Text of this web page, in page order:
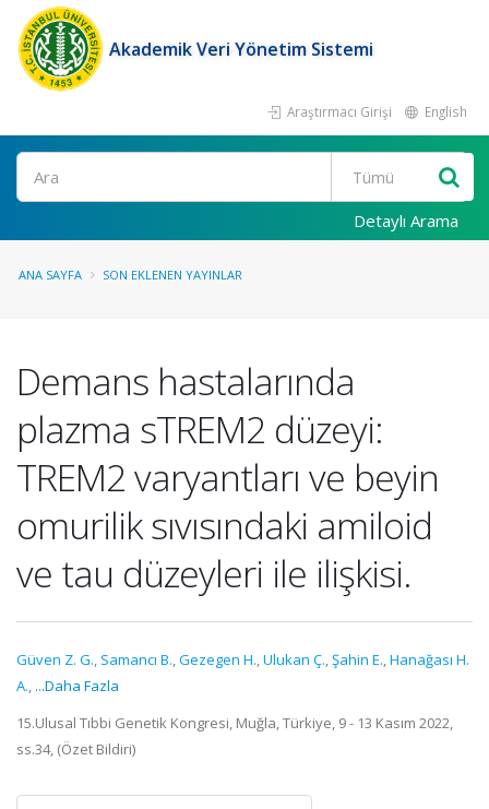
Akademik Veri Yönetim Sistemi
Araştırmacı Girişi English
Ara
Detaylı Arama
ANA SAYFA SON EKLENEN YAYINLAR
Demans hastalarında
plazma sTREM2 düzeyi:
TREM2 varyantları ve beyin
omurilik sıvısındaki amiloid
ve tau düzeyleri ile ilişkisi.
Güven Z. G., Samancı B.,Gezegen H.,Ulukan Ç.,Şahin E.,Hanağası H.
A., ...Daha Fazla
15.Ulusal Tıbbi Genetik Kongresi, Muğla, Türkiye, 9 - 13 Kasım 2022,
ss.34, (Özet Bildiri)